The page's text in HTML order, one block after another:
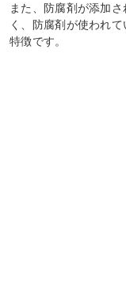
また、防腐剤が添加
く、防腐剤が使われ
特徴です。